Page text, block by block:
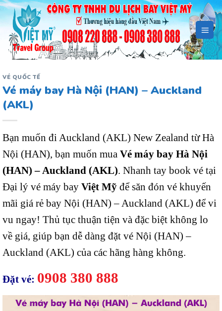
Bỏ
qua
dung
VÉ QUỐC TẾ
Vé máy bay Hà Nội (HAN) – Auckland
(AKL)
Bạn muốn đi Auckland (AKL) New Zealand từ Hà
Nội (HAN), bạn muốn mua Vé máy bay Hà Nội
(HAN) – Auckland (AKL) . Nhanh tay book vé tại
Đại lý vé máy bay Việt Mỹ để săn đón vé khuyến
mãi giá rẻ bay Nội (HAN) – Auckland (AKL) để vi
vu ngay! Thủ tục thuận tiện và đặc biệt không lo
về giá, giúp bạn dễ dàng đặt vé Nội (HAN) –
Auckland (AKL) của các hãng hàng không.
Đặt vé: 0908 380 888